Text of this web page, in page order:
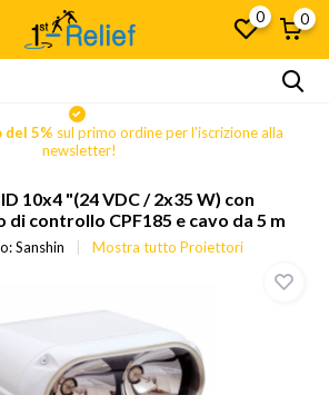
0 0
del 5% sul primo ordine per l'iscrizione alla
newsletter!
10x4 "(24 VDC / 2x35 W) con
di controllo CPF185 e cavo da 5 m
Sanshin Mostra tutto Proiettori